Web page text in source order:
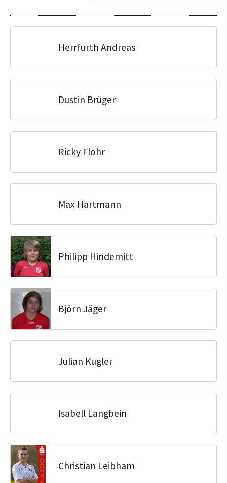
Herrfurth Andreas
Dustin Brüger
Ricky Flohr
Max Hartmann
Philipp Hindemitt
Björn Jäger
Julian Kugler
Isabell Langbein
Christian Leibham